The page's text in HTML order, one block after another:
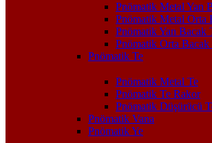
Pnömatik Metal Yan
Pnömatik Metal Orta
Pnömatik Yan Bacak
Pnömatik Orta Bacak
Pnömatik Te
Pnömatik Metal Te
Pnömatik Te Rakor
Pnömatik Düşürücü
Pnömatik Vana
Pnömatik Ye